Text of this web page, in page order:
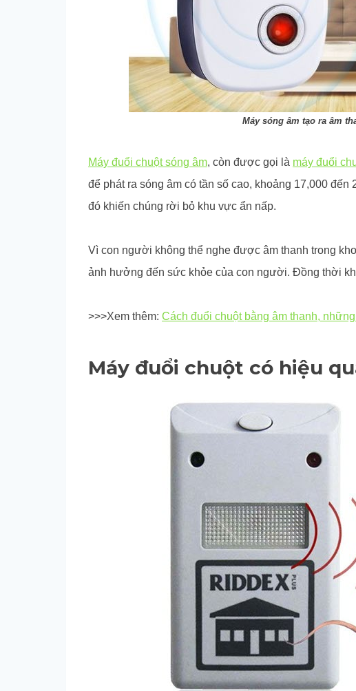
Máy sóng âm tạo ra âm
Máy đuổi chuột sóng âm, còn được gọi là máy đuổi
để phát ra sóng âm có tần số cao, khoảng 17,000
đó khiến chúng rời bỏ khu vực ẩn nấp.
Vì con người không thể nghe được âm thanh trong
ảnh hưởng đến sức khỏe của con người. Đồng thời
>>>Xem thêm: Cách đuổi chuột bằng âm thanh,
Máy đuổi chuột có hiệu